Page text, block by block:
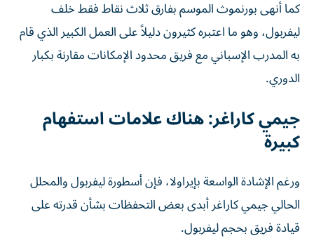
كما أنهى بورنموث الموسم بفارق ثلاث نقاط فقط خلف
ليفربول، وهو ما اعتبره كثيرون دليلاً على العمل الكبير الذي قام
به المدرب الإسباني مع فريق محدود الإمكانات مقارنة بكبار
الدوري.
جيمي كاراغر: هناك علامات استفهام
كبيرة
ورغم الإشادة الواسعة بإيراولا، فإن أسطورة ليفربول والمحلل
الحالي جيمي كاراغر أبدى بعض التحفظات بشأن قدرته على
قيادة فريق بحجم ليفربول.